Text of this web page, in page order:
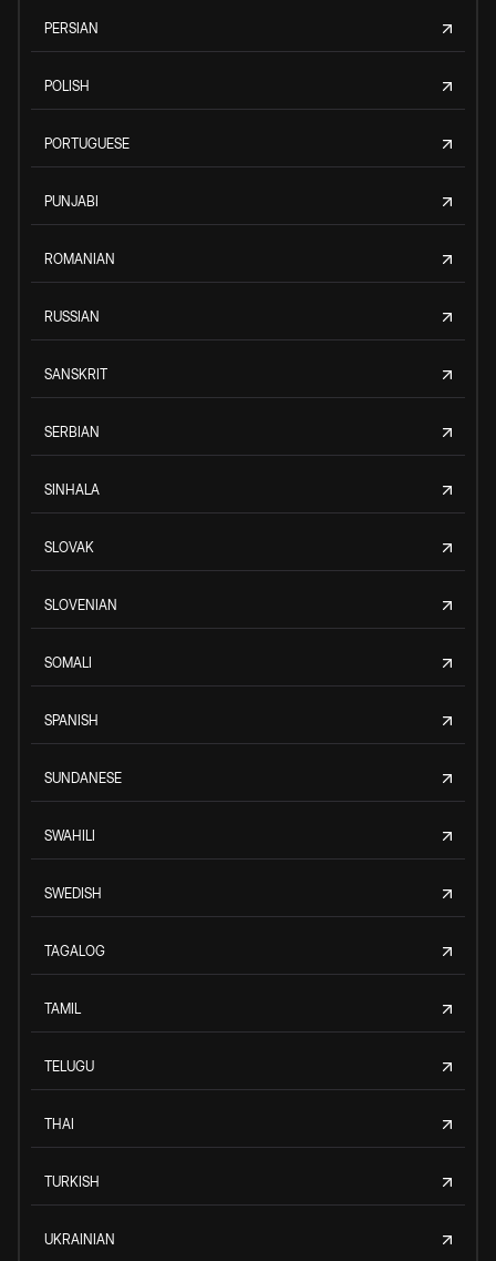
PERSIAN
POLISH
PORTUGUESE
PUNJABI
ROMANIAN
RUSSIAN
SANSKRIT
SERBIAN
SINHALA
SLOVAK
SLOVENIAN
SOMALI
SPANISH
SUNDANESE
SWAHILI
SWEDISH
TAGALOG
TAMIL
TELUGU
THAI
TURKISH
UKRAINIAN